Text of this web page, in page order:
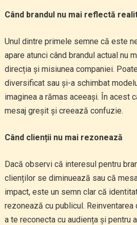
Când brandul nu mai reflectă
Unul dintre primele semne că este
apare atunci când brandul actual nu
direcția și misiunea companiei.
diversificat sau și-a schimbat
imaginea a rămas aceeași. În acest
mesaj greșit și creează confuzie.
Când clienții nu mai rezonează
Dacă observi că interesul pentru
clienților se diminuează sau că
impact, este un semn clar că
rezonează cu publicul.
a te reconecta cu audiența și pentru